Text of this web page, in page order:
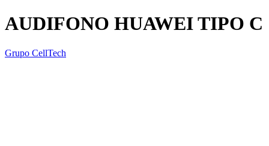
AUDIFONO HUAWEI TIPO C
Grupo CellTech